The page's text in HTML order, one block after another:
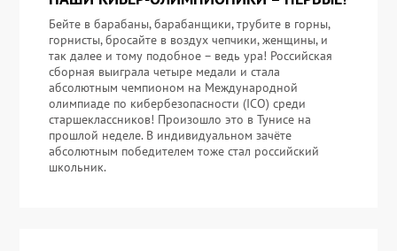
Бейте в барабаны, барабанщики, трубите в горны,
горнисты, бросайте в воздух чепчики, женщины, и
так далее и тому подобное – ведь ура! Российская
сборная выиграла четыре медали и стала
абсолютным чемпионом на Международной
олимпиаде по кибербезопасности (ICO) среди
старшеклассников! Произошло это в Тунисе на
прошлой неделе. В индивидуальном зачёте
абсолютным победителем тоже стал российский
школьник.